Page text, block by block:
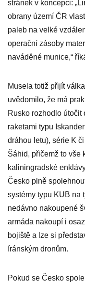
stránek v koncepci:
obrany území ČR
paleb na velké
operační zásoby
naváděné munice,“
Musela totiž přijít
uvědomilo, že má
Rusko rozhodlo útočit
raketami typu
dráhou letu), série K
Šáhid, přičemž to vše
kaliningradské
Česko plně
systémy typu KUB na
nedávno nakoupené
armáda nakoupí i
bojiště a lze si
íránským dronům.
Pokud se Česko